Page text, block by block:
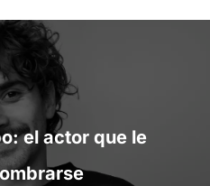
el actor que le